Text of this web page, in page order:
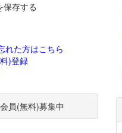
保存する
れた方はこちら
)登録
員(無料)募集中